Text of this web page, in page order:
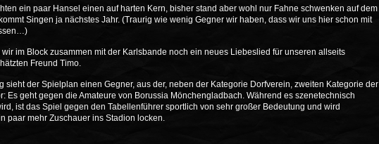
ein paar Hansel einen auf harten Kern, bisher stand aber wohl nur Fahne schwenken auf dem
Singen ja nächstes Jahr. (Traurig wie wenig Gegner wir haben, dass wir uns hier schon mit
im Block zusammen mit der Karlsbande noch ein neues Liebeslied für unseren allseits
Freund Timo.
sieht der Spielplan einen Gegner, aus der, neben der Kategorie Dorfverein, zweiten Kategorie der
Es geht gegen die Amateure von Borussia Mönchengladbach. Während es szenetechnisch
ist das Spiel gegen den Tabellenführer sportlich von sehr großer Bedeutung und wird
paar mehr Zuschauer ins Stadion locken.